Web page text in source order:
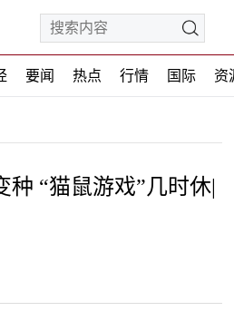
要闻 热点 行情 国际 资
种 “猫鼠游戏”几时休|